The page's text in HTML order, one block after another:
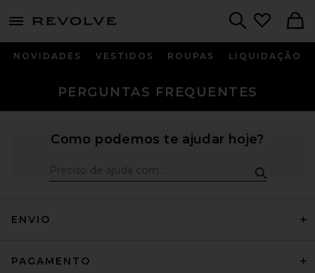
menu - shows more content
NOVIDADES VESTIDOS ROUPAS LIQUIDAÇÃO
PERGUNTAS FREQUENTES
Como podemos te ajudar hoje?
Pesquisa de
ENVIO
PAGAMENTO